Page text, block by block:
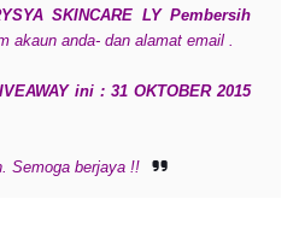
SKINCARE LY Pembersih
akaun anda- dan alamat email .
ini : 31 OKTOBER 2015
Semoga berjaya !!